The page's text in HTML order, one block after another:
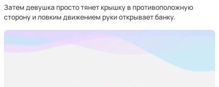
Затем девушка просто тянет крышку в противоположную
сторону и ловким движением руки открывает банку.